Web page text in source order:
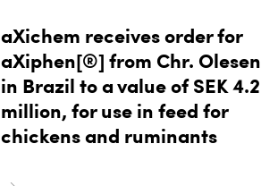
aXichem receives order for
aXiphen[®] from Chr. Olesen
in Brazil to a value of SEK 4.2
million, for use in feed for
chickens and ruminants